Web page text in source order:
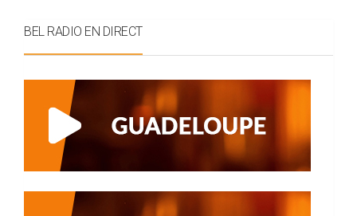
BEL RADIO EN DIRECT